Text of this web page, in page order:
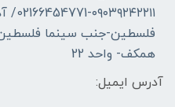
فلسطین-جنب سینما
همکف- واحد 22
آدرس ایمیل: